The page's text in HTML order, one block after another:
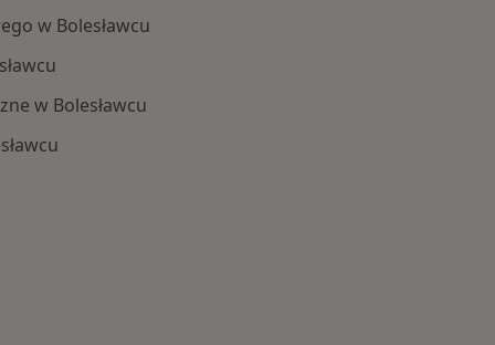
w Bolesławcu
w Bolesławcu